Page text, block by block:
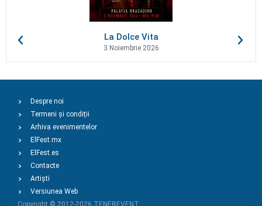
La Dolce Vita
3 Noiembrie 2026
Despre noi
Termeni și condiții
Arhiva evenimentelor
ElFest.mx
ElFest.es
Contacte
Artiști
Versiunea Web
Copyright © 2012-2026 TENEREVENT